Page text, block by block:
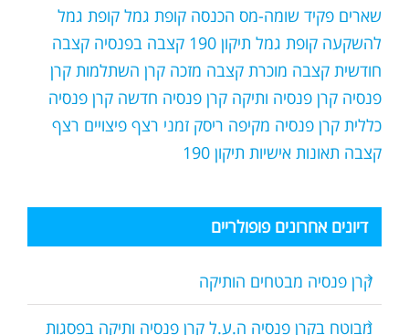
שארים פקיד שומה-מס הכנסה קופת גמל קופת גמל
להשקעה קופת גמל תיקון 190 קצבה בפנסיה קצבה
חודשית קצבה מוכרת קצבה מזכה קרן השתלמות קרן
פנסיה קרן פנסיה ותיקה קרן פנסיה חדשה קרן פנסיה
כללית קרן פנסיה מקיפה ריסק זמני רצף פיצויים רצף
קצבה תאונות אישיות תיקון 190
דיונים אחרונים פופולריים
קרן פנסיה מבטחים הותיקה
מבוטח בקרן פנסיה ה.ע.ל קרן פנסיה ותיקה בפסגות